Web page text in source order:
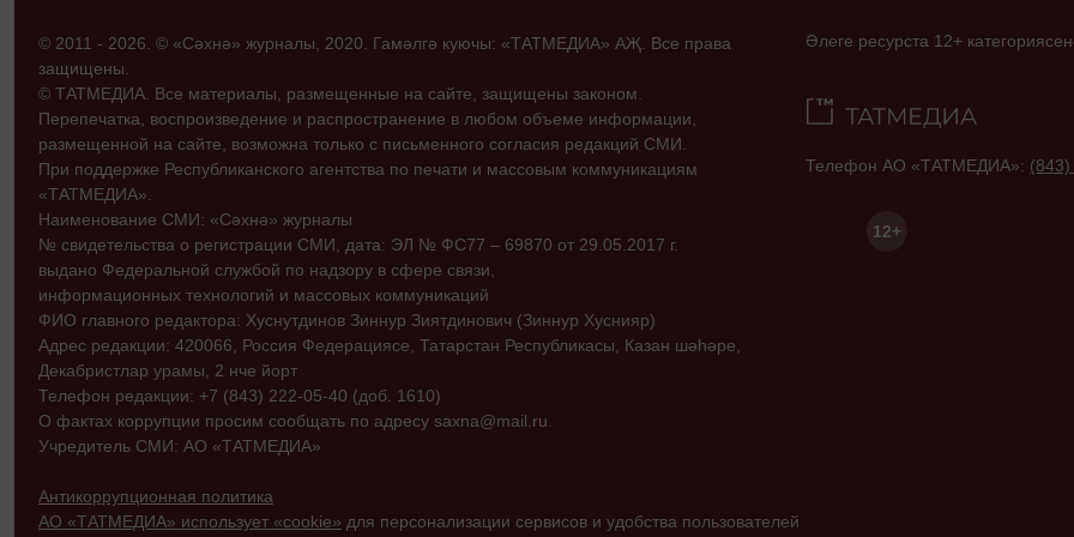
© 2011 - 2026. © «Сәхнә» журналы, 2020. Гамәлгә куючы: «ТАТМЕДИА» АҖ. Все права
защищены.
© ТАТМЕДИА. Все материалы, размещенные на сайте, защищены законом.
Перепечатка, воспроизведение и распространение в любом объеме информации,
размещенной на сайте, возможна только с письменного согласия редакций СМИ.
При поддержке Республиканского агентства по печати и массовым коммуникациям
«ТАТМЕДИА».
Наименование СМИ: «Сәхнә» журналы
№ свидетельства о регистрации СМИ, дата: ЭЛ № ФС77 – 69870 от 29.05.2017 г.
выдано Федеральной службой по надзору в сфере связи,
информационных технологий и массовых коммуникаций
ФИО главного редактора: Хуснутдинов Зиннур Зиятдинович (Зиннур Хуснияр)
Адрес редакции: 420066, Россия Федерациясе, Татарстан Республикасы, Казан шәһәре,
Декабристлар урамы, 2 нче йорт
Телефон редакции: +7 (843) 222-05-40 (доб. 1610)
О фактах коррупции просим сообщать по адресу saxna@mail.ru.
Учредитель СМИ: АО «ТАТМЕДИА»
Антикоррупционная политика
АО «ТАТМЕДИА» использует «cookie» для персонализации сервисов и удобства пользователей
Әлеге ресурста 12+
Телефон АО «ТАТМЕДИА»:
12+